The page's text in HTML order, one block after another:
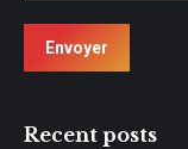
Envoyer
Recent posts